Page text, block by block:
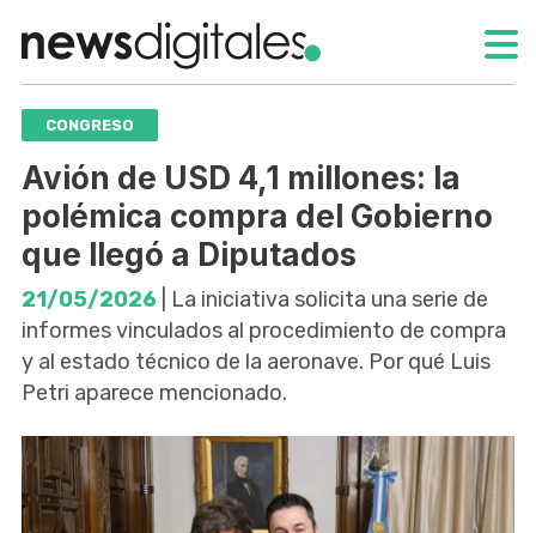
CONGRESO
Avión de USD 4,1 millones: la
polémica compra del Gobierno
que llegó a Diputados
21/05/2026 | La iniciativa solicita una serie de
informes vinculados al procedimiento de compra
y al estado técnico de la aeronave. Por qué Luis
Petri aparece mencionado.